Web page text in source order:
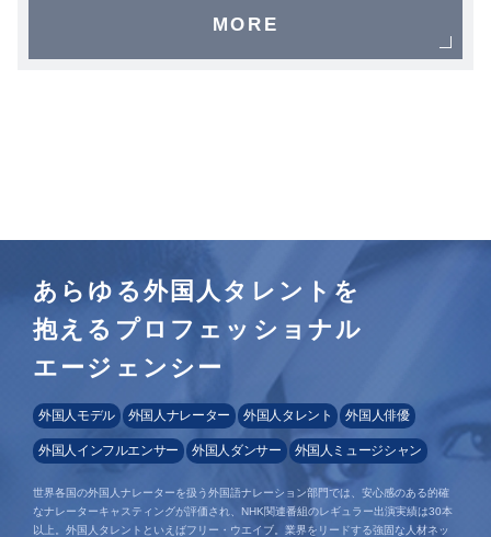
MORE
あらゆる外国人タレントを
抱えるプロフェッショナル
エージェンシー
外国人モデル 外国人ナレーター 外国人タレント 外国人俳優
外国人インフルエンサー 外国人ダンサー 外国人ミュージシャン
世界各国の外国人ナレーターを扱う外国語ナレーション部門では、安心感のある的確
なナレーターキャスティングが評価され、NHK関連番組のレギュラー出演実績は30本
以上。外国人タレントといえばフリー・ウエイブ。業界をリードする強固な人材ネッ